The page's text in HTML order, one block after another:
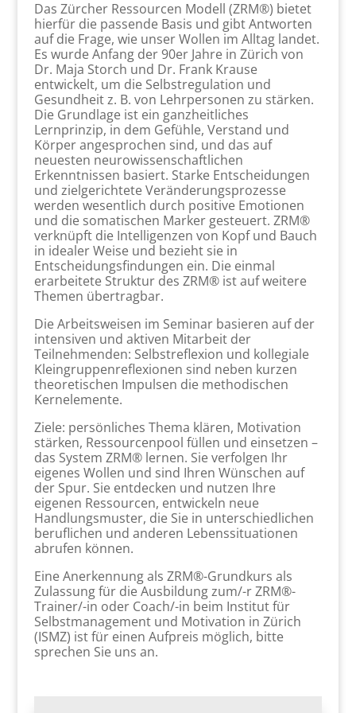
Das Zürcher Ressourcen Modell (ZRM®) bietet
hierfür die passende Basis und gibt Antworten
auf die Frage, wie unser Wollen im Alltag landet.
Es wurde Anfang der 90er Jahre in Zürich von
Dr. Maja Storch und Dr. Frank Krause
entwickelt, um die Selbstregulation und
Gesundheit z. B. von Lehrpersonen zu stärken.
Die Grundlage ist ein ganzheitliches
Lernprinzip, in dem Gefühle, Verstand und
Körper angesprochen sind, und das auf
neuesten neurowissenschaftlichen
Erkenntnissen basiert. Starke Entscheidungen
und zielgerichtete Veränderungsprozesse
werden wesentlich durch positive Emotionen
und die somatischen Marker gesteuert. ZRM®
verknüpft die Intelligenzen von Kopf und Bauch
in idealer Weise und bezieht sie in
Entscheidungsfindungen ein. Die einmal
erarbeitete Struktur des ZRM® ist auf weitere
Themen übertragbar.
Die Arbeitsweisen im Seminar basieren auf der
intensiven und aktiven Mitarbeit der
Teilnehmenden: Selbstreflexion und kollegiale
Kleingruppenreflexionen sind neben kurzen
theoretischen Impulsen die methodischen
Kernelemente.
Ziele: persönliches Thema klären, Motivation
stärken, Ressourcenpool füllen und einsetzen –
das System ZRM® lernen. Sie verfolgen Ihr
eigenes Wollen und sind Ihren Wünschen auf
der Spur. Sie entdecken und nutzen Ihre
eigenen Ressourcen, entwickeln neue
Handlungsmuster, die Sie in unterschiedlichen
beruflichen und anderen Lebenssituationen
abrufen können.
Eine Anerkennung als ZRM®-Grundkurs als
Zulassung für die Ausbildung zum/-r ZRM®-
Trainer/-in oder Coach/-in beim Institut für
Selbstmanagement und Motivation in Zürich
(ISMZ) ist für einen Aufpreis möglich, bitte
sprechen Sie uns an.